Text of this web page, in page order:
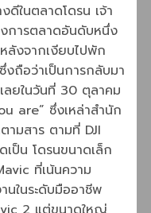
ดีในตลาดโดรน เจ้า
การตลาดอันดับหนึ่ง
ลังจากเงียบไปพัก
ถือว่าเป็นการกลับมา
ลยในวันที่ 30 ตุลาคม
are” ซึ่งเหล่าสำนัก
ามสาร ตามที่ DJI
เป็น โดรนขนาดเล็ก
ที่เน้นความ
ในระดับมืออาชีพ